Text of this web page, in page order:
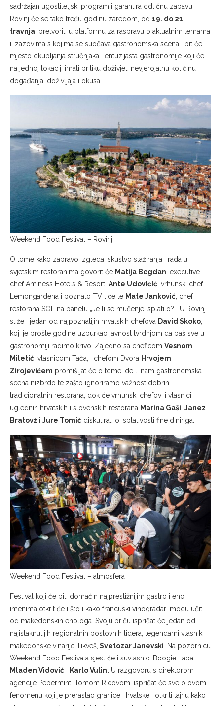
sadržajan ugostiteljski program i garantira odličnu zabavu.
Rovinj će se tako treću godinu zaredom, od 19. do 21.
travnja , pretvoriti u platformu za raspravu o aktualnim temama
i izazovima s kojima se suočava gastronomska scena i bit će
mjesto okupljanja stručnjaka i entuzijasta gastronomije koji će
na jednoj lokaciji imati priliku doživjeti nevjerojatnu količinu
događanja, doživljaja i okusa.
Weekend Food Festival – Rovinj
O tome kako zapravo izgleda iskustvo stažiranja i rada u
svjetskim restoranima govorit će Matija Bogdan , executive
chef Aminess Hotels & Resort, Ante Udovičić , vrhunski chef
Lemongardena i poznato TV lice te Mate Janković , chef
restorana SOL na panelu „Je li se mučenje isplatilo?“. U Rovinj
stiže i jedan od najpoznatijih hrvatskih chefova David Skoko
koji je prošle godine uzburkao javnost tvrdnjom da baš sve u
gastronomiji radimo krivo. Zajedno sa cheficom Vesnom
Miletić , vlasnicom Tača, i chefom Dvora Hrvojem
Zirojevićem promišljat će o tome ide li nam gastronomska
scena nizbrdo te zašto ignoriramo važnost dobrih
tradicionalnih restorana, dok će vrhunski chefovi i vlasnici
uglednih hrvatskih i slovenskih restorana Marina Gaši Janez
Bratovž i Jure Tomič diskutirati o isplativosti fine dininga.
Weekend Food Festival – atmosfera
Festival koji će biti domaćin najprestižnijim gastro i eno
imenima otkrit će i što i kako francuski vinogradari mogu učiti
od makedonskih enologa. Svoju priču ispričat će jedan od
najistaknutijih regionalnih poslovnih lidera, legendarni vlasnik
makedonske vinarije Tikveš, Svetozar Janevski . Na pozornicu
Weekend Food Festivala sjest će i suvlasnici Boogie Laba
Mladen Vidović i Karlo Vulin. U razgovoru s direktorom
agencije Pepermint, Tomom Ricovom, ispričat će sve o ovom
fenomenu koji je prerastao granice Hrvatske i otkriti tajnu kako